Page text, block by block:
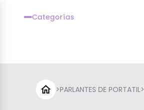
Categorías
>PARLANTES DE PORTATIL>